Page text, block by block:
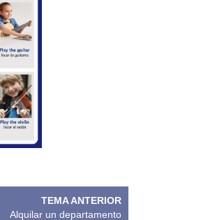
TEMA ANTERIOR
Alquilar un departamento